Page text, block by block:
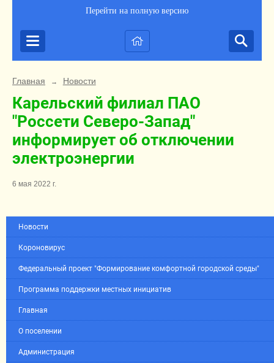
Перейти на полную версию
Главная → Новости
Карельский филиал ПАО
"Россети Северо-Запад"
информирует об отключении
электроэнергии
6 мая 2022 г.
Новости
Короновирус
Федеральный проект "Формирование комфортной городской среды"
Программа поддержки местных инициатив
Главная
О поселении
Администрация